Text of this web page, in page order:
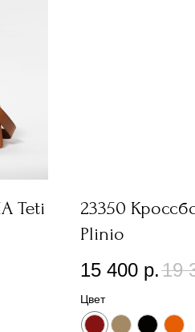
Teti
23350
Plinio
15 400 р.19
Цвет